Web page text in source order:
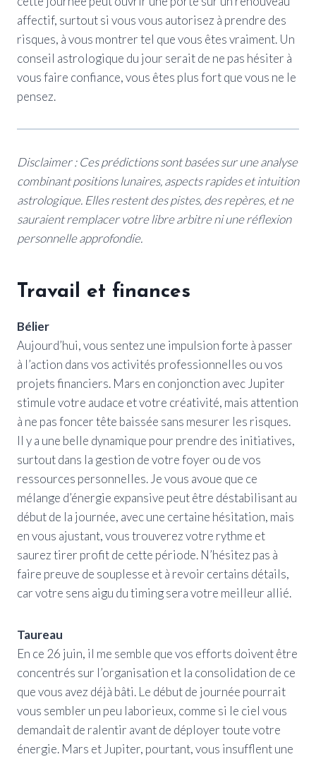
affectif, surtout si vous vous autorisez à prendre des
risques, à vous montrer tel que vous êtes vraiment. Un
conseil astrologique du jour serait de ne pas hésiter à
vous faire confiance, vous êtes plus fort que vous ne le
pensez.
Disclaimer : Ces prédictions sont basées sur une analyse
combinant positions lunaires, aspects rapides et intuition
astrologique. Elles restent des pistes, des repères, et ne
sauraient remplacer votre libre arbitre ni une réflexion
personnelle approfondie.
Travail et finances
Bélier
Aujourd’hui, vous sentez une impulsion forte à passer
à l’action dans vos activités professionnelles ou vos
projets financiers. Mars en conjonction avec Jupiter
stimule votre audace et votre créativité, mais attention
à ne pas foncer tête baissée sans mesurer les risques.
Il y a une belle dynamique pour prendre des initiatives,
surtout dans la gestion de votre foyer ou de vos
ressources personnelles. Je vous avoue que ce
mélange d’énergie expansive peut être déstabilisant au
début de la journée, avec une certaine hésitation, mais
en vous ajustant, vous trouverez votre rythme et
saurez tirer profit de cette période. N’hésitez pas à
faire preuve de souplesse et à revoir certains détails,
car votre sens aigu du timing sera votre meilleur allié.
Taureau
En ce 26 juin, il me semble que vos efforts doivent être
concentrés sur l’organisation et la consolidation de ce
que vous avez déjà bâti. Le début de journée pourrait
vous sembler un peu laborieux, comme si le ciel vous
demandait de ralentir avant de déployer toute votre
énergie. Mars et Jupiter, pourtant, vous insufflent une